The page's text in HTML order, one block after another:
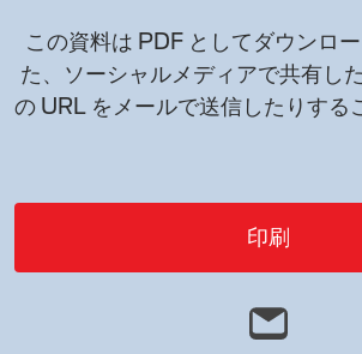
この資料は PDF としてダウンロ
た、ソーシャルメディアで共有し
の URL をメールで送信したりする
印刷